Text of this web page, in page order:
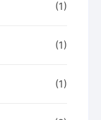
(1)
(1)
(1)